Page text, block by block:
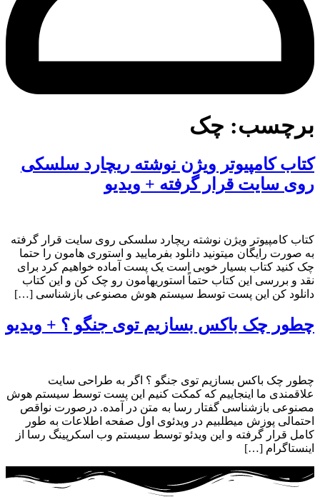
برچسب: چک
کتاب کامپیوتر ویژن نوشته ریچارد سلسکی
روی سایت قرار گرفته + ویدیو
کتاب کامپیوتر ویژن نوشته ریچارد سلسکی روی سایت قرار گرفته
به صورت رایگان میتونید دانلود بفرمایید و استوری هامون را حتما
چک کنید کتاب بسیار خوبی است یک پست آماده خواهیم کرد برای
نقد و بررسی این کتاب حتماً استوریهامون رو چک کن و این کتاب
دانلود کن این پست توسط سیستم هوش مصنوعی بازشناسی […]
چطور چک باکس بسازیم توی جنگو ؟ + ویدیو
چطور چک باکس بسازیم توی جنگو ؟ اگر به طراحی سایت
علاقمندی ما اینجاییم که کمکت کنیم این پست توسط سیستم هوش
مصنوعی بازشناسی گفتار رسا به متن در آمده. درصورت نواقص
احتمالی پوزش میطلبیم در ویدئوی اول صفحه اطلاعات به طور
کامل قرار گرفته و این ویدئو توسط سیستم وب اسکرپینگ رسا از
اینستاگرام […]